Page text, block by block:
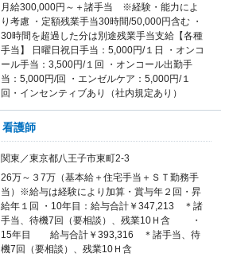
月給300,000円～＋諸手当 ※経験・能力によ
り考慮 ・定額残業手当30時間/50,000円含む ・
30時間を超過した分は別途残業手当支給【各種
手当】 日曜日祝日手当：5,000円/１日 ・オンコ
ール手当：3,500円/１回 ・オンコール出勤手
当：5,000円/回 ・エンゼルケア：5,000円/１
回・インセンティブあり（社内規定あり）
看護師
関東／東京都八王子市東町2-3
26万～３7万（基本給＋住宅手当＋ＳＴ勤務手
当）※給与は経験により加算・賞与年２回・昇
給年１回 ・10年目：給与合計￥347,213 ＊諸
手当、待機7回（要相談）、残業10Ｈ含 ・
15年目 給与合計￥393,316 ＊諸手当、待
機7回（要相談）、残業10Ｈ含